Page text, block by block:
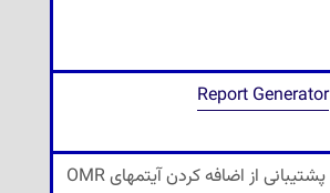
Report Generator
پشتیبانی از اضافه کردن آیتمهای OMR